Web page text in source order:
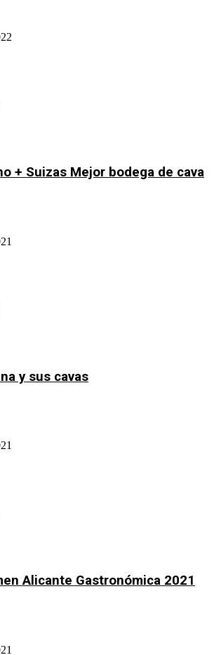
+ Suizas Mejor bodega de cava
y sus cavas
Alicante Gastronómica 2021